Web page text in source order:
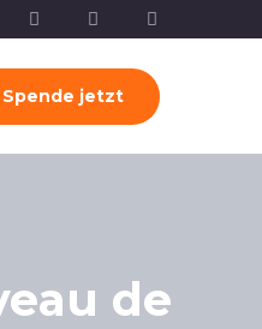
Spende jetzt
de